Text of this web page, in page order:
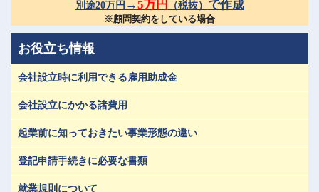
別途20万円 →5万円 （税抜） で作成
※顧問契約をしている場合
お役立ち情報
会社設立時に利用できる雇用助成金
会社設立にかかる諸費用
起業前に知っておきたい事業形態の違い
登記申請手続きに必要な書類
就業規則について